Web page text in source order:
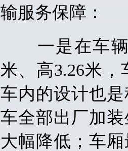
输服务保障：
一是在车辆
米、高3.26米
车内的设计也
车全部出厂加
大幅降低；车